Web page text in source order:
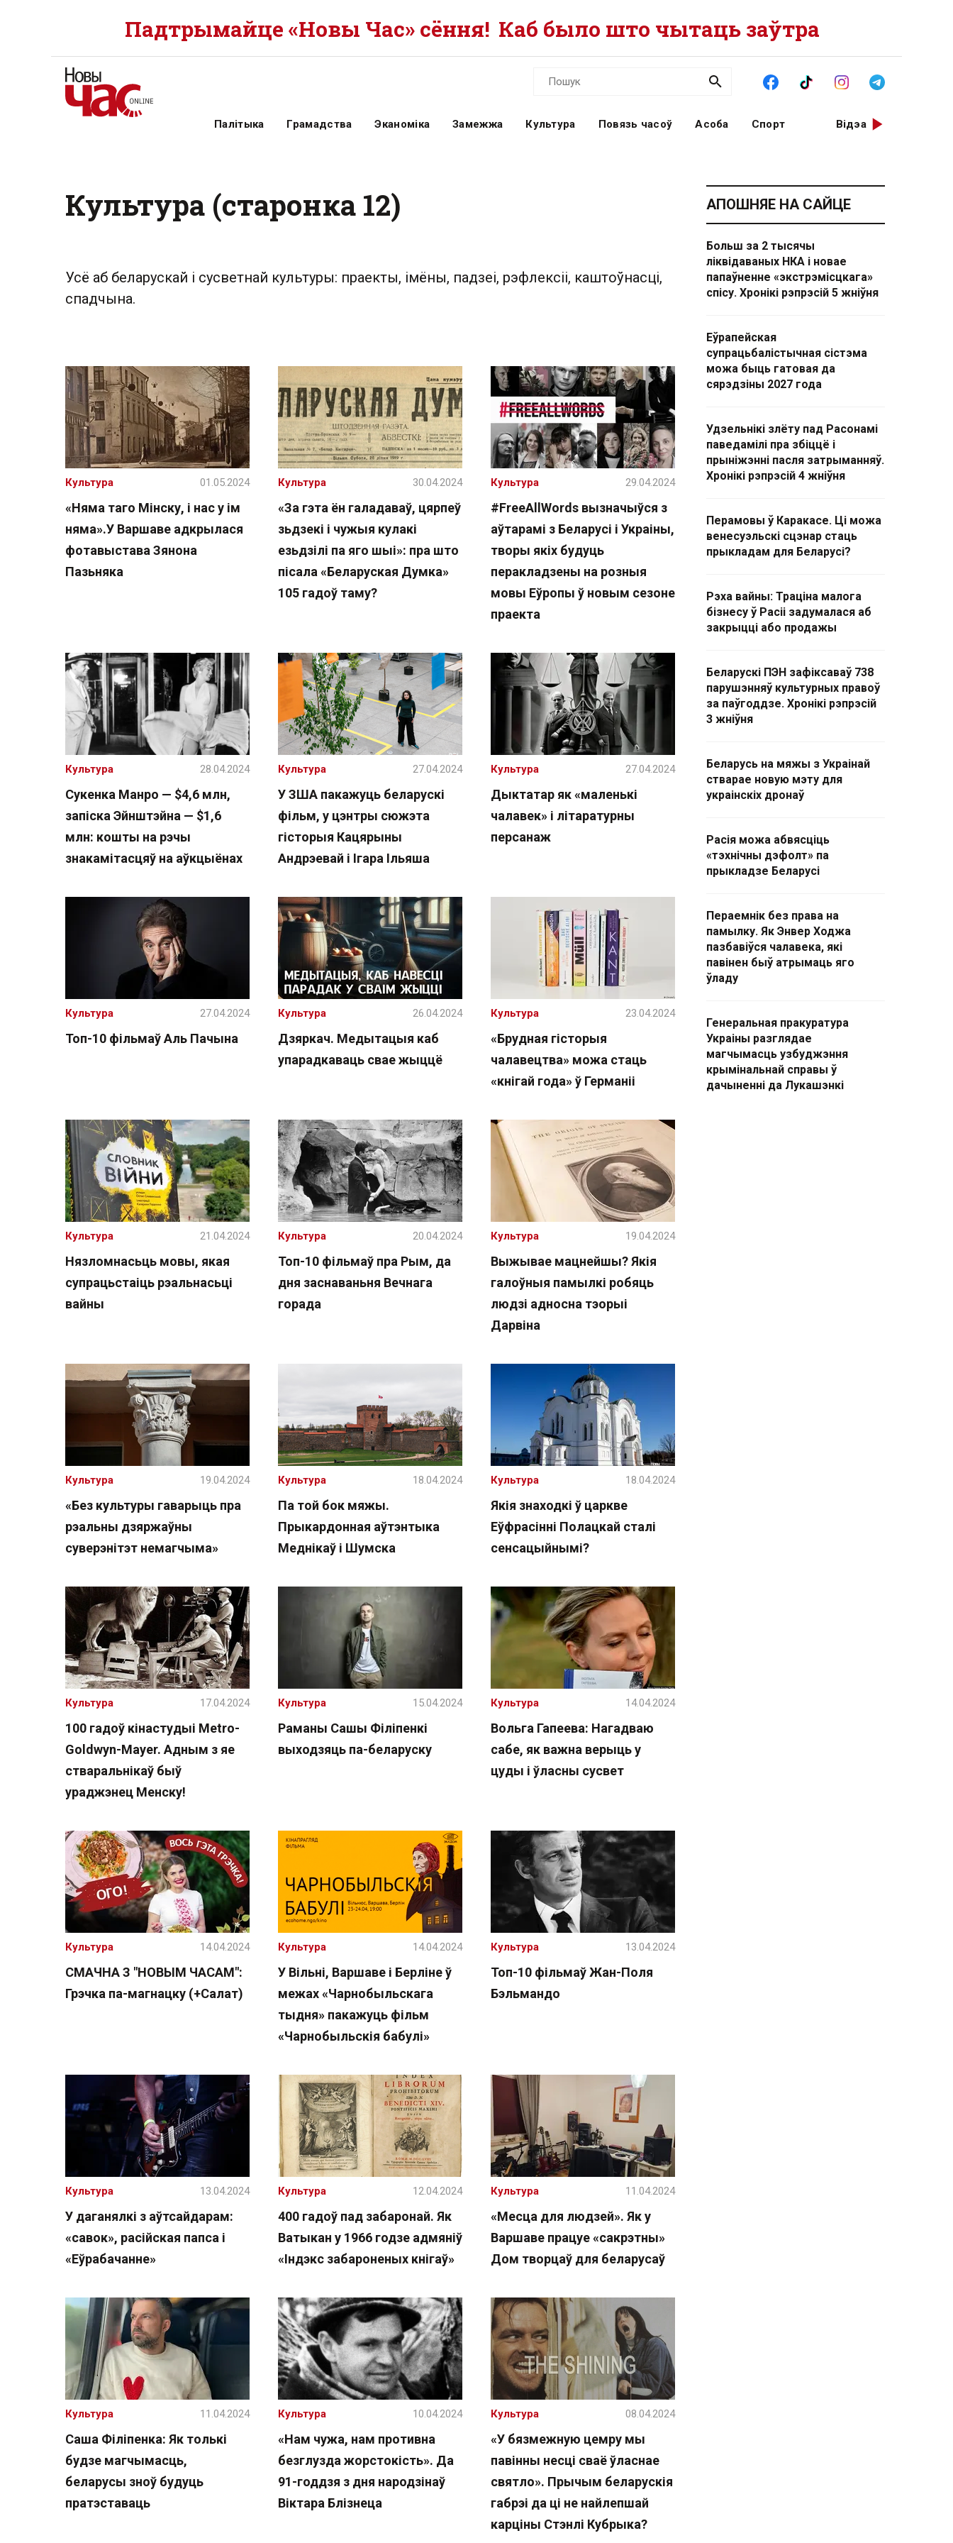
Падтрымайце «Новы Час» сёння! Каб было што чытаць заўтра
Палітыка Грамадства Эканоміка Замежжа Культура Повязь часоў Асоба Спорт Відэа
Культура (старонка 12)
Усё аб беларускай і сусветнай культуры: праекты, імёны, падзеі, рэфлексіі, каштоўнасці,
спадчына.
«Няма таго Мінску, і нас у ім
няма».У Варшаве адкрылася
фотавыстава Зянона
Пазьняка
Культура 01.05.2024
«За гэта ён галадаваў, цярпеў
зьдзекі і чужыя кулакі
езьдзілі па яго шыі»: пра што
пісала «Беларуская Думка»
105 гадоў таму?
Культура 30.04.2024
#FreeAllWords вызначыўся з
аўтарамі з Беларусі і Украіны,
творы якіх будуць
перакладзены на розныя
мовы Еўропы ў новым сезоне
праекта
Культура 29.04.2024
Сукенка Манро — $4,6 млн,
запіска Эйнштэйна — $1,6
млн: кошты на рэчы
знакамітасцяў на аўкцыёнах
Культура 28.04.2024
У ЗША пакажуць беларускі
фільм, у цэнтры сюжэта
гісторыя Кацярыны
Андрэевай і Ігара Ільяша
Культура 27.04.2024
Дыктатар як «маленькі
чалавек» і літаратурны
персанаж
Культура 27.04.2024
Топ-10 фільмаў Аль Пачына
Культура 27.04.2024
Дзяркач. Медытацыя каб
упарадкаваць свае жыццё
Культура 26.04.2024
«Брудная гісторыя
чалавецтва» можа стаць
«кнігай года» ў Германіі
Культура 23.04.2024
Нязломнасьць мовы, якая
супрацьстаіць рэальнасьці
вайны
Культура 21.04.2024
Топ-10 фільмаў пра Рым, да
дня заснаваньня Вечнага
горада
Культура 20.04.2024
Выжывае мацнейшы? Якія
галоўныя памылкі робяць
людзі адносна тэорыі
Дарвіна
Культура 19.04.2024
«Без культуры гаварыць пра
рэальны дзяржаўны
суверэнітэт немагчыма»
Культура 19.04.2024
Па той бок мяжы.
Прыкардонная аўтэнтыка
Меднікаў і Шумска
Культура 18.04.2024
Якія знаходкі ў царкве
Еўфрасінні Полацкай сталі
сенсацыйнымі?
Культура 18.04.2024
100 гадоў кінастудыі Metro-
Goldwyn-Mayer. Адным з яе
стваральнікаў быў
ураджэнец Менску!
Культура 17.04.2024
Раманы Сашы Філіпенкі
выходзяць па-беларуску
Культура 15.04.2024
Вольга Гапеева: Нагадваю
сабе, як важна верыць у
цуды і ўласны сусвет
Культура 14.04.2024
СМАЧНА З "НОВЫМ ЧАСАМ":
Грэчка па-магнацку (+Салат)
Культура 14.04.2024
У Вільні, Варшаве і Берліне ў
межах «Чарнобыльскага
тыдня» пакажуць фільм
«Чарнобыльскія бабулі»
Культура 14.04.2024
Топ-10 фільмаў Жан-Поля
Бэльмандо
Культура 13.04.2024
У даганялкі з аўтсайдарам:
«савок», расійская папса і
«Еўрабачанне»
Культура 13.04.2024
400 гадоў пад забаронай. Як
Ватыкан у 1966 годзе адмяніў
«Індэкс забароненых кнігаў»
Культура 12.04.2024
«Месца для людзей». Як у
Варшаве працуе «сакрэтны»
Дом творцаў для беларусаў
Культура 11.04.2024
Саша Філіпенка: Як толькі
будзе магчымасць,
беларусы зноў будуць
пратэставаць
Культура 11.04.2024
«Нам чужа, нам противна
безглузда жорстокість». Да
91-годдзя з дня народзінаў
Віктара Блізнеца
Культура 10.04.2024
«У бязмежную цемру мы
павінны несці сваё ўласнае
святло». Прычым беларускія
габрэі да ці не найлепшай
карціны Стэнлі Кубрыка?
Культура 08.04.2024
АПОШНЯЕ НА САЙЦЕ
Больш за 2 тысячы
ліквідаваных НКА і новае
папаўненне «экстрэмісцкага»
спісу. Хронікі рэпрэсій 5 жніўня
Еўрапейская
супрацьбалістычная сістэма
можа быць гатовая да
сярэдзіны 2027 года
Удзельнікі злёту пад Расонамі
паведамілі пра збіццё і
прыніжэнні пасля затрыманняў.
Хронікі рэпрэсій 4 жніўня
Перамовы ў Каракасе. Ці можа
венесуэльскі сцэнар стаць
прыкладам для Беларусі?
Рэха вайны: Траціна малога
бізнесу ў Расіі задумалася аб
закрыцці або продажы
Беларускі ПЭН зафіксаваў 738
парушэнняў культурных правоў
за паўгоддзе. Хронікі рэпрэсій
3 жніўня
Беларусь на мяжы з Украінай
стварае новую мэту для
украінскіх дронаў
Расія можа абвясціць
«тэхнічны дэфолт» па
прыкладзе Беларусі
Пераемнік без права на
памылку. Як Энвер Ходжа
пазбавіўся чалавека, які
павінен быў атрымаць яго
ўладу
Генеральная пракуратура
Украіны разглядае
магчымасць узбуджэння
крымінальнай справы ў
дачыненні да Лукашэнкі